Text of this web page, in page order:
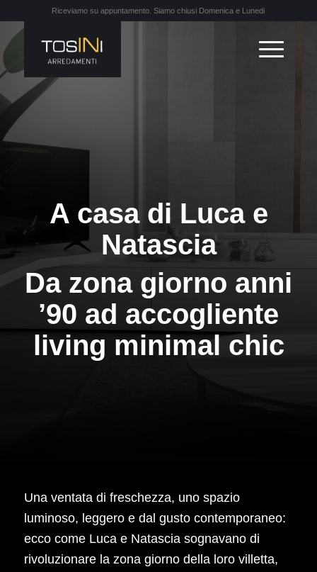
Riceviamo su appuntamento. Siamo chiusi Domenica e Lunedi
A casa di Luca e
Natascia
Da zona giorno anni
’90 ad accogliente
living minimal chic
Una ventata di freschezza, uno spazio
luminoso, leggero e dal gusto contemporaneo:
ecco come Luca e Natascia sognavano di
rivoluzionare la zona giorno della loro villetta,